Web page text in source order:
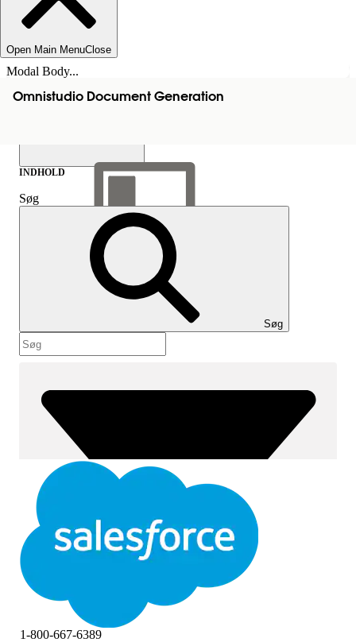
Open Main MenuClose
Modal Body...
Omnistudio Document Generation
Vis indholdsfortegnelse
Indhold
INDHOLD
Søg
Søg
1-800-667-6389